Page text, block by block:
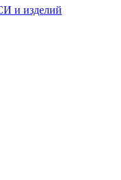
и изделий